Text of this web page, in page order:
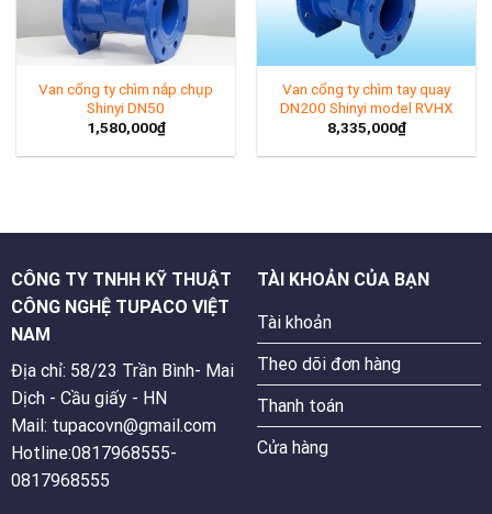
Van cổng ty chìm nắp chụp
Shinyi DN50
1,580,000₫
Van cổng ty chìm tay quay
DN200 Shinyi model RVHX
8,335,000₫
CÔNG TY TNHH KỸ THUẬT
CÔNG NGHỆ TUPACO VIỆT
NAM
Địa chỉ: 58/23 Trần Bình- Mai
Dịch - Cầu giấy - HN
Mail: tupacovn@gmail.com
Hotline:0817968555-
0817968555
TÀI KHOẢN CỦA BẠN
Tài khoản
Theo dõi đơn hàng
Thanh toán
Cửa hàng